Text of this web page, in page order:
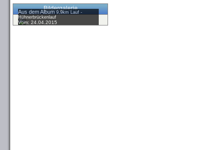
Bildergalerie
Aus dem Album9,9km Lauf -
Hühnerbrückenlauf
Vom: 24.04.2015